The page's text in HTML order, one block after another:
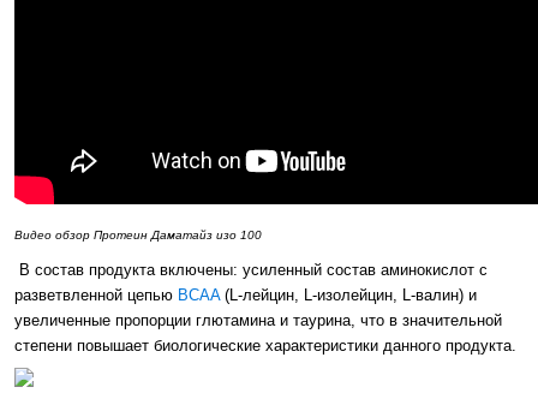
Видео обзор Протеин Даматайз изо 100
В состав продукта включены: усиленный состав аминокислот с
разветвленной цепью BCAA(L-лейцин, L-изолейцин, L-валин) и
увеличенные пропорции глютамина и таурина, что в значительной
степени повышает биологические характеристики данного продукта.